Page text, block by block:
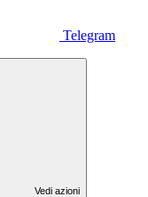
Telegram
Vedi azioni